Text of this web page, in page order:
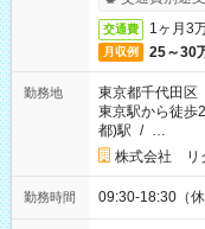
交通費 1ヶ月3
月収例 25～30
勤務地
東京都千代田区
東京駅から徒歩
都)駅 / …
株式会社 リ
勤務時間 09:30-18:30（